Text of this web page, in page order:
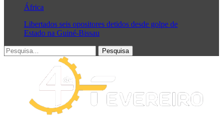
África
Libertados seis opositores detidos desde golpe de
Estado na Guiné-Bissau